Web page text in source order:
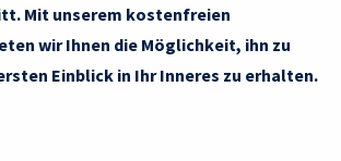
Mit unserem kostenfreien
wir Ihnen die Möglichkeit, ihn zu
Einblick in Ihr Inneres zu erhalten.